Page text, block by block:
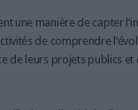
une manière de capter
de comprendre
de leurs projets publics